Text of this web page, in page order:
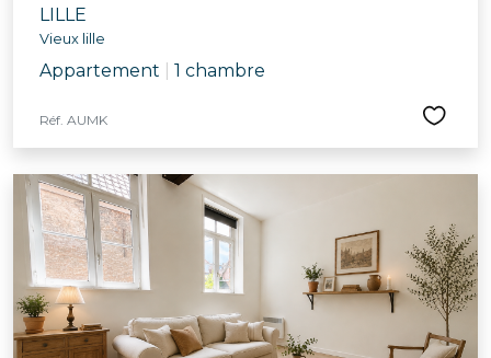
LILLE
Vieux lille
Appartement 1 chambre
Réf. AUMK